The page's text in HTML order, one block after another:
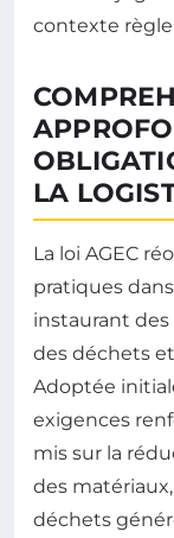
contexte
LA
La loi AGEC
pratiques
instaurant
des déchets
Adoptée
exigences
mis sur la
des
déchets